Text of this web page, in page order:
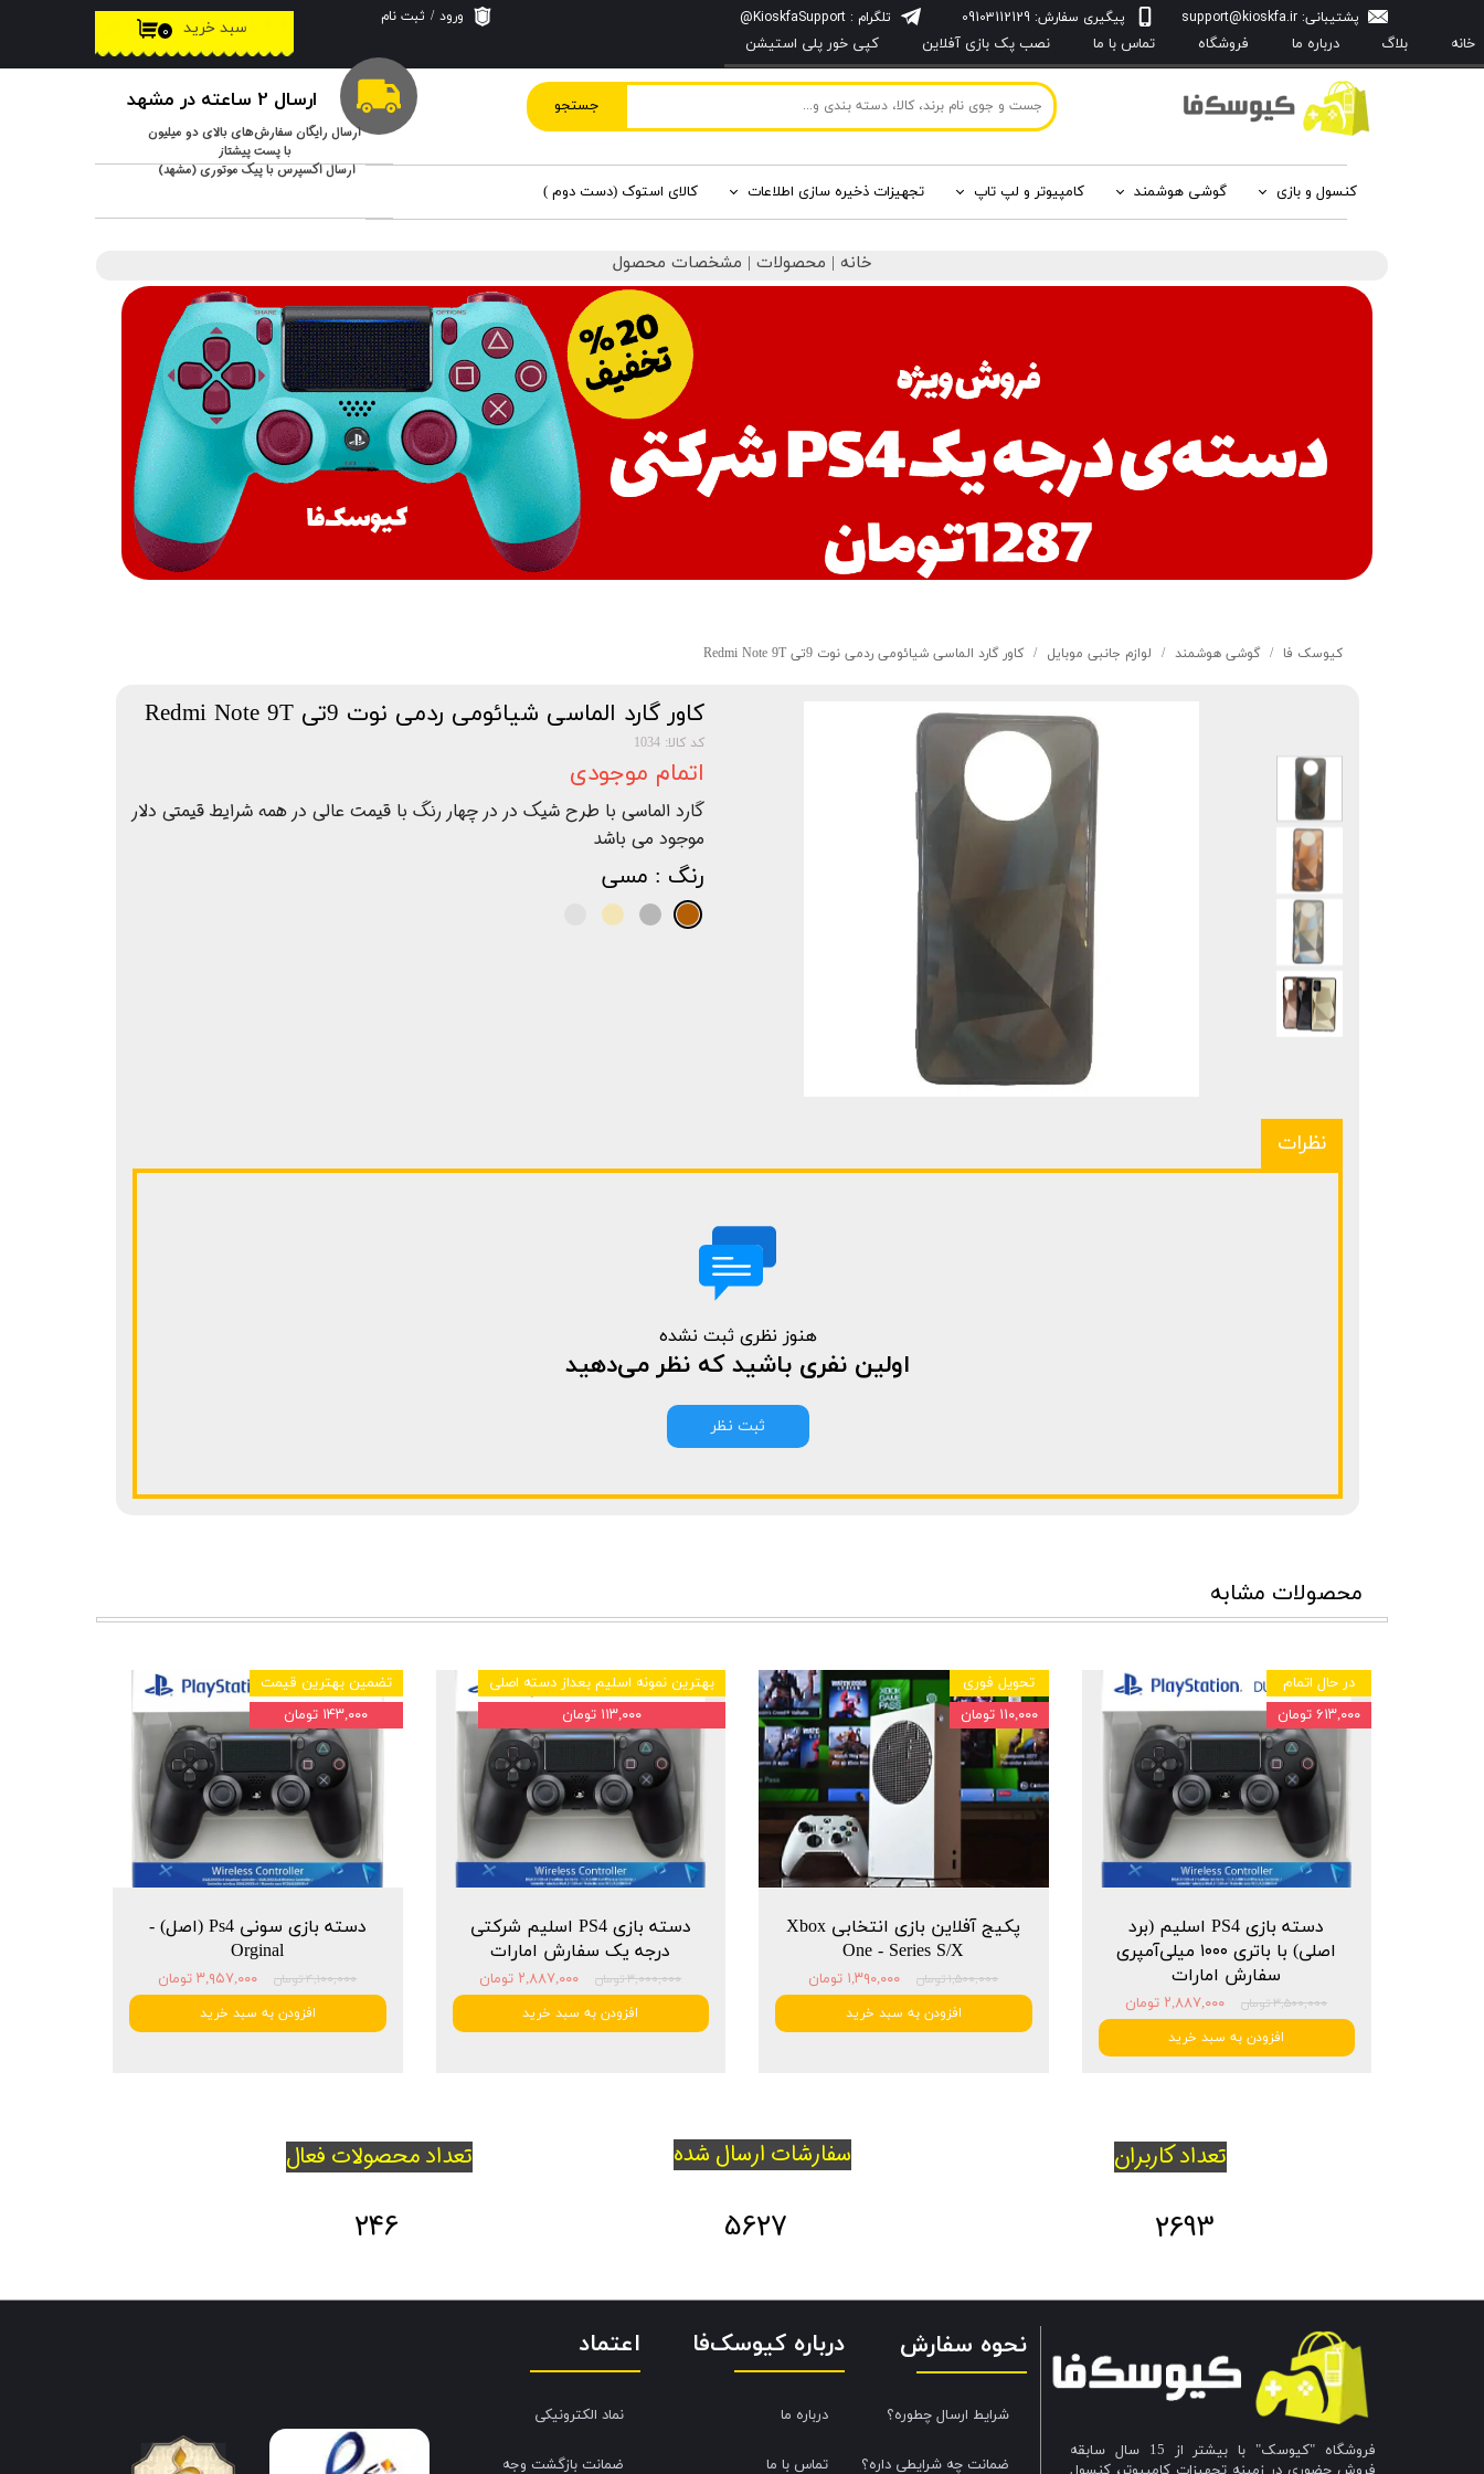
جستجو
ارسال رایگان سفارش‌های بالای دو میلیون
با پست پیشتاز
ارسال اکسپرس با پیک موتوری (مشهد)
ارسال 2 ساعته در مشهد
پشتیبانی:support@kioskfa.ir پیگیری سفارش: 09103112129
۰ سبد خرید
ورود / ثبت نام
تغییر گذر واژه
سفارشات
خروج از حساب
خانه بلاگ درباره‌ ما فروشگاه تماس با ما نصب پک بازی آفلاین کپی خور پلی استیشن
تلگرام : KioskfaSupport@
کنسول و بازی گوشی هوشمند کامپیوتر و لپ تاپ تجهیزات ذخیره سازی اطلاعات کالای استوک (دست دوم )
خانه | محصولات | مشخصات محصول
کیوسک‌ فا گوشی هوشمند لوازم جانبی موبایل کاور گارد الماسی شیائومی ردمی نوت 9تی Redmi Note 9T
کاور گارد الماسی شیائومی ردمی نوت 9تی Redmi Note 9T
کد کالا: 1034
اتمام موجودی
گارد الماسی با طرح شیک در در چهار رنگ با قیمت عالی در همه شرایط قیمتی دلار
موجود می باشد
رنگ : مسی
نظرات
هنوز نظری ثبت نشده
اولین نفری باشید که نظر می‌دهید
ثبت نظر
محصولات مشابه
دسته بازی PS4 اسلیم (برد
اصلی) با باتری ۱۰۰۰ میلی‌آمپری
سفارش امارات
۳,۵۰۰,۰۰۰ تومان ۲,۸۸۷,۰۰۰ تومان
افزودن به سبد خرید
در حال اتمام
۶۱۳,۰۰۰ تومان
پکیج آفلاین بازی انتخابی Xbox
One - Series S/X
۱,۵۰۰,۰۰۰ تومان ۱,۳۹۰,۰۰۰ تومان
افزودن به سبد خرید
تحویل فوری
۱۱۰,۰۰۰ تومان
دسته بازی PS4 اسلیم شرکتی
درجه یک سفارش امارات
۳,۰۰۰,۰۰۰ تومان ۲,۸۸۷,۰۰۰ تومان
افزودن به سبد خرید
بهترین نمونه اسلیم بعداز دسته اصلی
۱۱۳,۰۰۰ تومان
دسته بازی سونی Ps4 (اصل) -
Orginal
۴,۱۰۰,۰۰۰ تومان ۳,۹۵۷,۰۰۰ تومان
افزودن به سبد خرید
تضمین بهترین قیمت
۱۴۳,۰۰۰ تومان
تعداد کاربران سفارشات ارسال شده
5627
تعداد محصولات فعال
2693
246
فروشگاه "کیوسک" با بیشتر از 15 سال سابقه
نحوه سفارش
شرایط ارسال چطوره؟
ضمانت چه شرایطی داره؟
اعتماد
نماد الکترونیکی
ضمانت بازگشت وجه
درباره کیوسک‌فا
درباره ما
تماس با ما